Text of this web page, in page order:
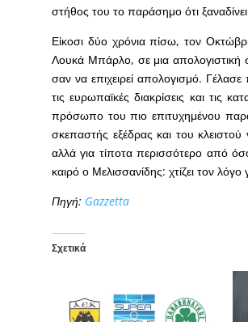
στήθος του το παράσημο ότι
Είκοσι δύο χρόνια πίσω, τον
Λουκά Μπάρλο, σε μια
σαν να επιχειρεί απολογισμό.
τις ευρωπαϊκές διακρίσεις και τις
πρόσωπο του πιο επιτυχημένου
σκεπαστής εξέδρας και του
αλλά για τίποτα περισσότερο από
καιρό ο Μελισσανίδης: χτίζει τον
Πηγή: Gazzetta
Σχετικά